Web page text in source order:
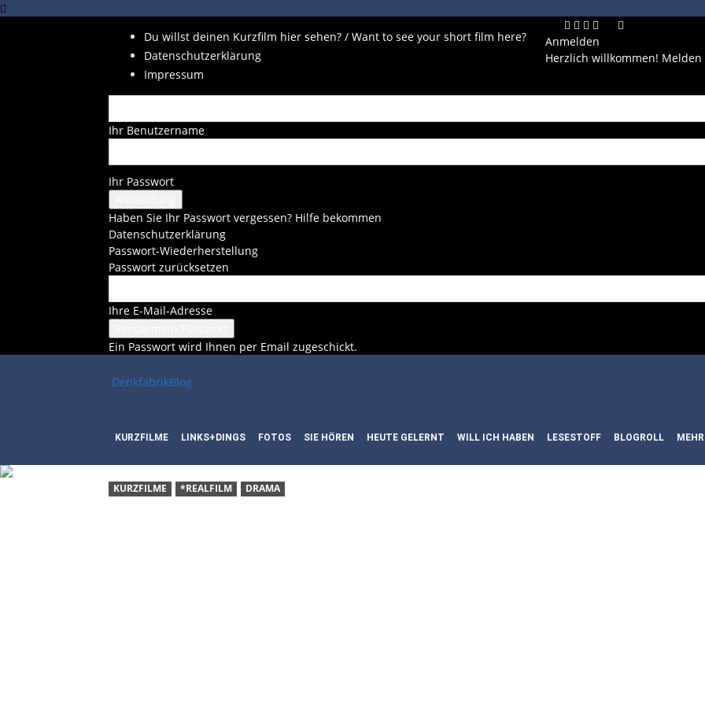
Du willst deinen Kurzfilm hier sehen? / Want to see your short film here?
Datenschutzerklärung
Impressum
Anmelden
Herzlich willkommen! Melden
Ihr Benutzername
Ihr Passwort
Haben Sie Ihr Passwort vergessen? Hilfe bekommen
Datenschutzerklärung
Passwort-Wiederherstellung
Passwort zurücksetzen
Ihre E-Mail-Adresse
Ein Passwort wird Ihnen per Email zugeschickt.
DenkfabrikBlog
KURZFILME LINKS+DINGS FOTOS SIE HÖREN HEUTE GELERNT WILL ICH HABEN LESESTOFF BLOGROLL
KURZFILME *REALFILM DRAMA